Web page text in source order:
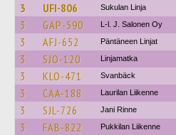
3 UFI-806 Sukulan Linja
3 GAP-590 L-l. J. Salonen Oy
3 AFJ-652 Päntäneen Linjat
3 SJO-120 Linjamatka
3 KLO-471 Svanbäck
3 CAA-188 Laurilan Liikenne
3 SJL-726 Jani Rinne
3 FAB-822 Pukkilan Liikenne